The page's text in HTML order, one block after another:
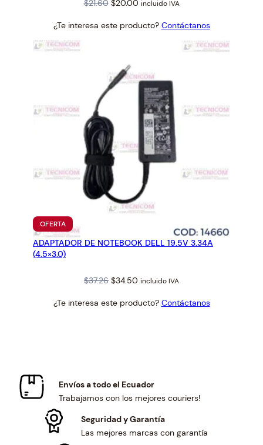
$21.60 Original
was:
$20.00Current
is:
incluido IVA
¿Te interesa este producto? Contáctanos
OFERTAPRODUCTO
EN
OFERTA
ADAPTADOR DE NOTEBOOK DELL 19.5V 3.34A
(4.5×3.0)
$37.26 Original
was:
$34.50 Current
is:
incluido IVA
¿Te interesa este producto? Contáctanos
Envíos a todo el Ecuador
Trabajamos con los mejores couriers!
Seguridad y Garantía
Las mejores marcas con garantía